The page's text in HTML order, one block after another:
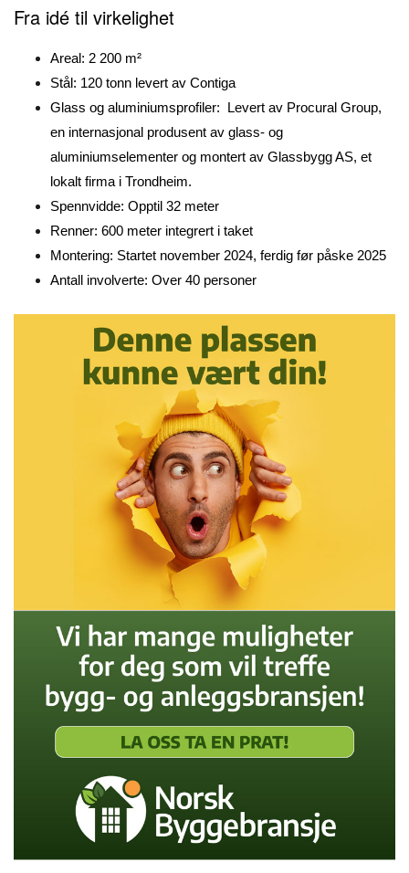
Fra idé til virkelighet
Areal: 2 200 m²
Stål: 120 tonn levert av Contiga
Glass og aluminiumsprofiler: Levert av Procural Group,
en internasjonal produsent av glass- og
aluminiumselementer og montert av Glassbygg AS, et
lokalt firma i Trondheim.
Spennvidde: Opptil 32 meter
Renner: 600 meter integrert i taket
Montering: Startet november 2024, ferdig før påske 2025
Antall involverte: Over 40 personer